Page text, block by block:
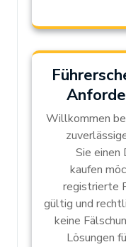
Willkommen
Sie einen
kaufen
registrierte
gültig und
keine
Lösungen